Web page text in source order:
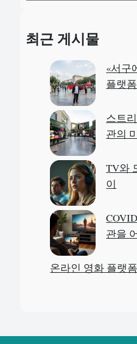
r
최근 게시물
«서구
플랫
스트
관의
TV와
이
관을
온라인 영화 플랫